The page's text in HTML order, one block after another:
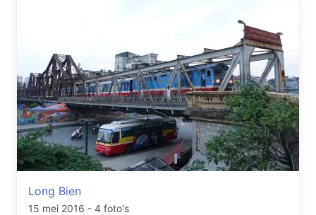
Long Bien
15 mei 2016 - 4 foto's